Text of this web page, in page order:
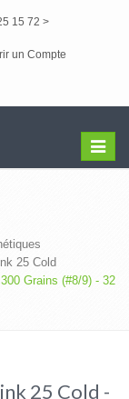
15 72 >
un Compte
Menu
25 Cold
Grains (#8/9) - 32
25 Cold -